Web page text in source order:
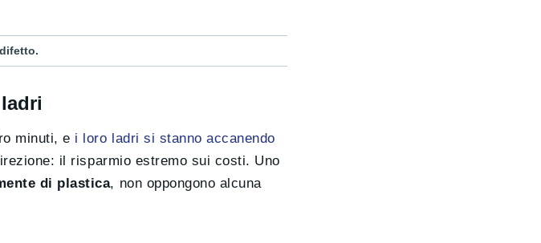
minuti, e i loro ladri si stanno accanendo
il risparmio estremo sui costi. Uno
di plastica, non oppongono alcuna